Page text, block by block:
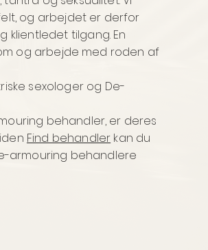
og arbejdet er derfor
klientledet tilgang. En
og arbejde med roden af
sexologer og De-
behandler, er deres
Find behandler kan du
armouring behandlere